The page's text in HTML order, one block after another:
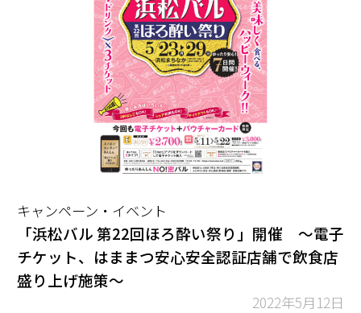
キャンペーン・イベント
「浜松バル 第22回ほろ酔い祭り」開催 ～電子
チケット、はままつ安心安全認証店舗で飲食店
盛り上げ施策～
2022年5月12日